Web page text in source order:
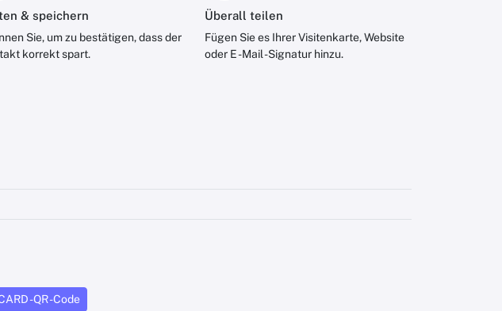
& speichern
Sie, um zu bestätigen, dass der
korrekt spart.
Überall teilen
Fügen Sie es Ihrer Visitenkarte, Website
oder E -Mail -Signatur hinzu.
-QR -Code